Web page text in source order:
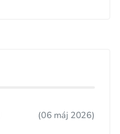
(06 máj 2026)